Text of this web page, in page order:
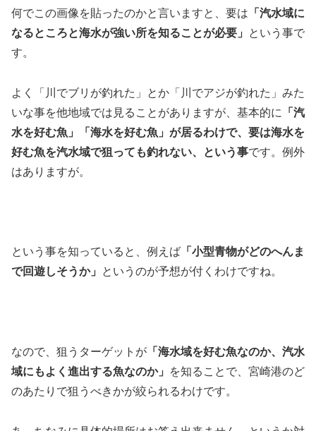
何でこの画像を貼ったのかと言いますと、要は 「汽水域に
なるところと海水が強い所を知ることが必要」
という事で
す。
よく「川でブリが釣れた」とか「川でアジが釣れた」みた
いな事を他地域では見ることがありますが、基本的に
「汽
水を好む魚」「海水を好む魚」が居るわけで、要は海水を
好む魚を汽水域で狙っても釣れない、という事です。例外
はありますが。
という事を知っていると、例えば 「小型青物がどのへんま
で回遊しそうか」
というのが予想が付くわけですね。
なので、狙うターゲットが 「海水域を好む魚なのか、汽水
域にもよく進出する魚なのか」
を知ることで、宮崎港のど
のあたりで狙うべきかが絞られるわけです。